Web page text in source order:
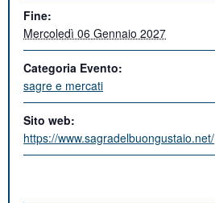
Fine:
Mercoledì 06 Gennaio 2027
Categoria Evento:
sagre e mercati
Sito web:
https://www.sagradelbuongustaio.net/